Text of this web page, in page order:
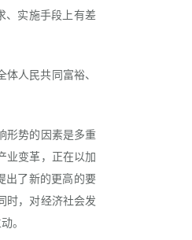
实施手段上有差
人民共同富裕、
形势的因素是多重
业变革，正在以加
出了新的更高的要
时，对经济社会发
。